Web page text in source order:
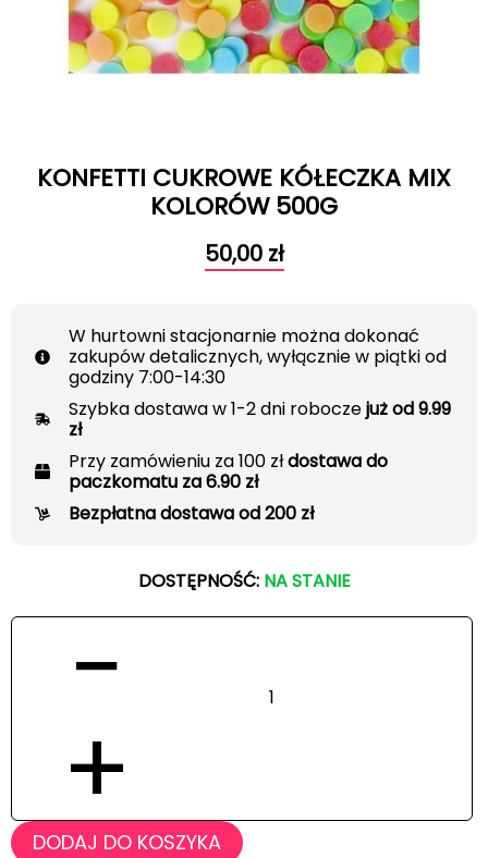
KONFETTI CUKROWE KÓŁECZKA MIX
KOLORÓW 500G
50,00 zł
W hurtowni stacjonarnie można dokonać
zakupów detalicznych, wyłącznie w piątki od
godziny 7:00-14:30
Szybka dostawa w 1-2 dni roboczejuż od 9.99
zł
Przy zamówieniu za 100 złdostawa do
paczkomatu za 6.90 zł
Bezpłatna dostawa od 200 zł
DOSTĘPNOŚĆ: NA STANIE
−
+
DODAJ DO KOSZYKA